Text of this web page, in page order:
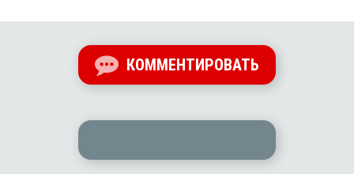
КОММЕНТИРОВАТЬ